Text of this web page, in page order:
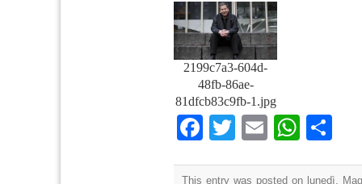
2199c7a3-604d-
48fb-86ae-
81dfcb83c9fb-1.jpg
Facebook
TwitterEmail
This entry was posted on lunedì,